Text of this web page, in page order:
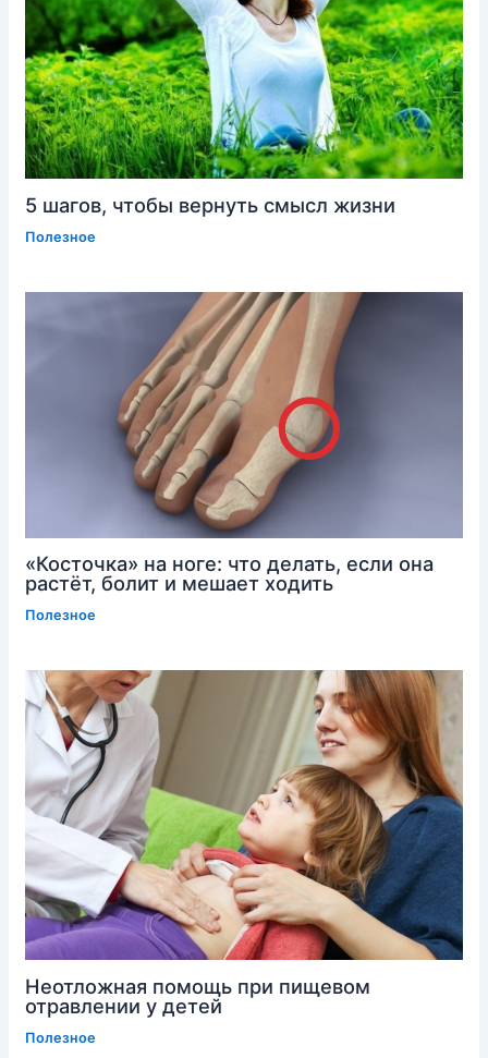
5 шагов, чтобы вернуть смысл жизни
Полезное
«Косточка» на ноге: что делать, если она
растёт, болит и мешает ходить
Полезное
Неотложная помощь при пищевом
отравлении у детей
Полезное